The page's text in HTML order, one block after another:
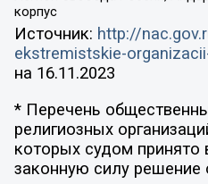
корпус
Источник: http://
ekstremistskie-
на 16.11.2023
* Перечень
религиозных
которых судом принято
законную силу решение